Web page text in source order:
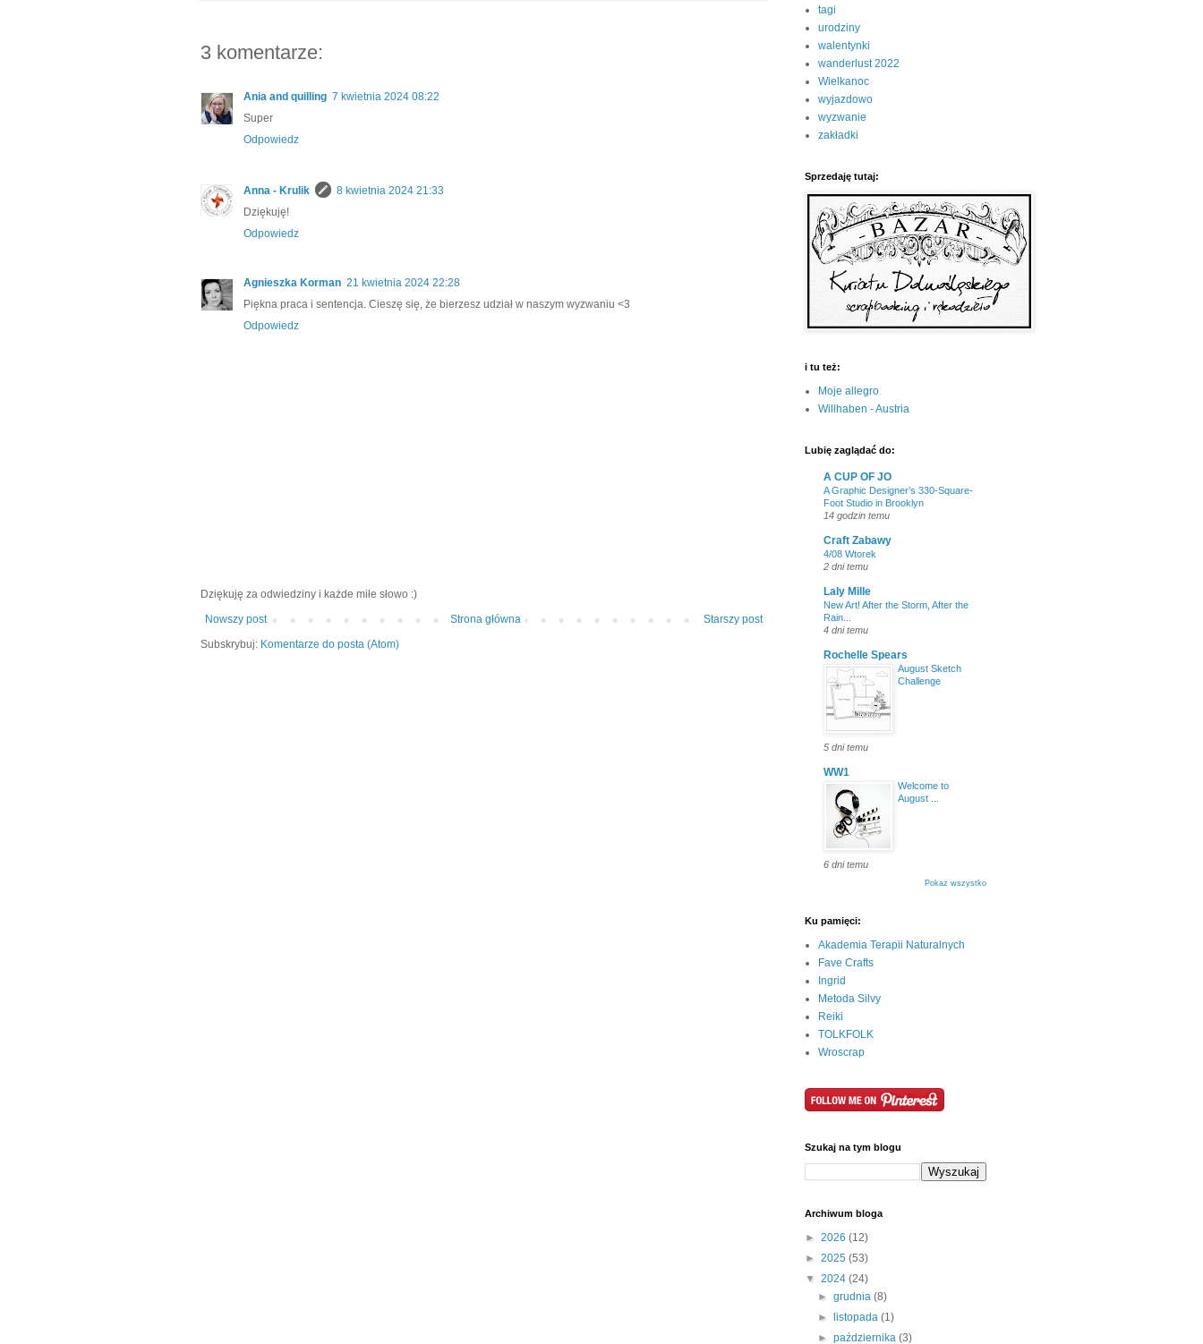
3 komentarze:
Ania and quilling 7 kwietnia 2024 08:22
Super
Odpowiedz
Anna - Krulik
8 kwietnia 2024 21:33
Dziękuję!
Odpowiedz
Agnieszka Korman 21 kwietnia 2024 22:28
Piękna praca i sentencja. Cieszę się, że bierzesz udział w naszym wyzwaniu <3
Odpowiedz
Dziękuję za odwiedziny i każde miłe słowo :)
Nowszy post
Starszy post
Strona główna
Subskrybuj: Komentarze do posta (Atom)
tagi
urodziny
walentynki
wanderlust 2022
Wielkanoc
wyjazdowo
wyzwanie
zakładki
Sprzedaję tutaj:
i tu też:
Moje allegro
Willhaben - Austria
Lubię zaglądać do:
A CUP OF JO
A Graphic Designer’s 330-Square-
Foot Studio in Brooklyn
14 godzin temu
Craft Zabawy
4/08 Wtorek
2 dni temu
Laly Mille
New Art! After the Storm, After the
Rain...
4 dni temu
Rochelle Spears
August Sketch
Challenge
5 dni temu
WW1
Welcome to
August ...
6 dni temu
Pokaż wszystko
Ku pamięci:
Akademia Terapii Naturalnych
Fave Crafts
Ingrid
Metoda Silvy
Reiki
TOLKFOLK
Wroscrap
Szukaj na tym blogu
Archiwum bloga
► 2026 (12)
► 2025 (53)
▼ 2024 (24)
►grudnia(8)
►
listopada(1)
►października(3)